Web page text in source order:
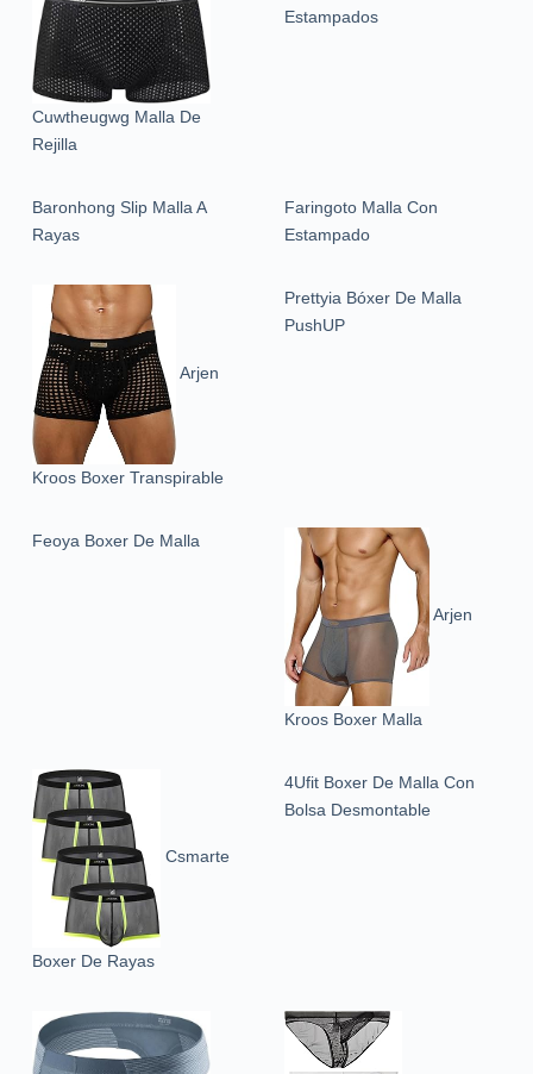
Cuwtheugwg Malla De
Rejilla
Estampados
Baronhong Slip Malla A
Rayas
Faringoto Malla Con
Estampado
Arjen
Kroos Boxer Transpirable
Prettyia Bóxer De Malla
PushUP
Feoya Boxer De Malla
Arjen
Kroos Boxer Malla
Csmarte
Boxer De Rayas
4Ufit Boxer De Malla Con
Bolsa Desmontable